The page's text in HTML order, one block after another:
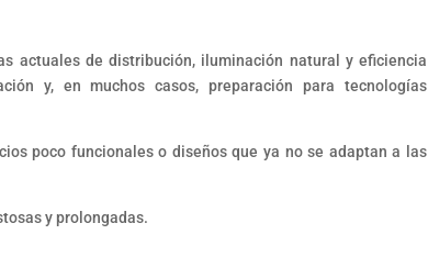
actuales de distribución, iluminación natural y eficiencia
y, en muchos casos, preparación para tecnologías
poco funcionales o diseños que ya no se adaptan a las
y prolongadas.